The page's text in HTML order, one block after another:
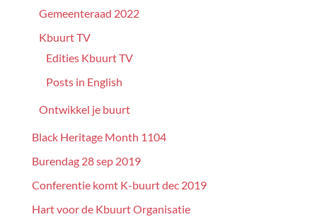
Gemeenteraad 2022
Kbuurt TV
Edities Kbuurt TV
Posts in English
Ontwikkel je buurt
Black Heritage Month 1104
Burendag 28 sep 2019
Conferentie komt K-buurt dec 2019
Hart voor de Kbuurt Organisatie